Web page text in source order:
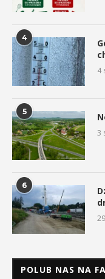
4
4
5
3
6
POLUB NAS NA